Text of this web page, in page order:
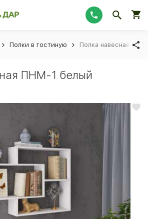
Полки в гостиную Полка навесная
ПНМ-1 белый